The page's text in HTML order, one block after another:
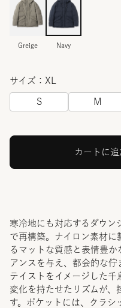
Greige Navy
サイズ：XL
S M
カートに追
寒冷地にも対応するダウン
で再構築。ナイロン素材に
るマットな質感と表情豊か
アンスを与え、都会的な佇
テイストをイメージした
変化を持たせたリズムが、
す。ポケットには、クラシ